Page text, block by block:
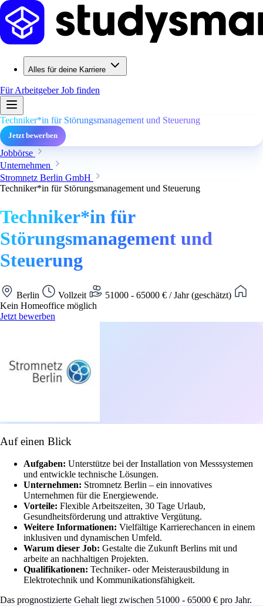
Alles für deine Karriere
Für ArbeitgeberJob finden
Techniker*in für Störungsmanagement und Steuerung
Jetzt bewerben
Jobbörse
Unternehmen
Stromnetz Berlin GmbH
Techniker*in für Störungsmanagement und Steuerung
Techniker*in für
Störungsmanagement und
Steuerung
Berlin Vollzeit
51000 - 65000 € / Jahr (geschätzt)
Kein Homeoffice möglich
Jetzt bewerben
Auf einen Blick
Aufgaben: Unterstütze bei der Installation von Messsystemen
und entwickle technische Lösungen.
Unternehmen: Stromnetz Berlin – ein innovatives
Unternehmen für die Energiewende.
Vorteile: Flexible Arbeitszeiten, 30 Tage Urlaub,
Gesundheitsförderung und attraktive Vergütung.
Weitere Informationen: Vielfältige Karrierechancen in einem
inklusiven und dynamischen Umfeld.
Warum dieser Job: Gestalte die Zukunft Berlins mit und
arbeite an nachhaltigen Projekten.
Qualifikationen: Techniker- oder Meisterausbildung in
Elektrotechnik und Kommunikationsfähigkeit.
Das prognostizierte Gehalt liegt zwischen 51000 - 65000 € pro Jahr.